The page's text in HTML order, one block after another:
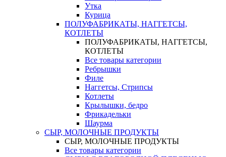
Утка
Курица
ПОЛУФАБРИКАТЫ, НАГГЕТСЫ,
КОТЛЕТЫ
ПОЛУФАБРИКАТЫ, НАГГЕТСЫ,
КОТЛЕТЫ
Все товары категории
Ребрышки
Филе
Наггетсы, Стрипсы
Котлеты
Крылышки, бедро
Фрикадельки
Шаурма
СЫР, МОЛОЧНЫЕ ПРОДУКТЫ
СЫР, МОЛОЧНЫЕ ПРОДУКТЫ
Все товары категории